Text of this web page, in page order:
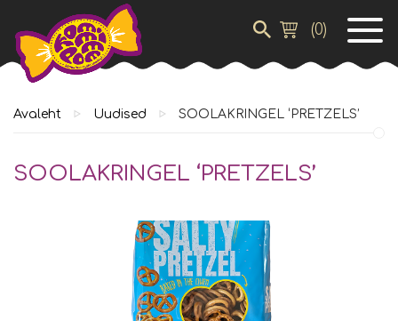
(0)
Avaleht Uudised SOOLAKRINGEL ‘PRETZELS’
SOOLAKRINGEL ‘PRETZELS’